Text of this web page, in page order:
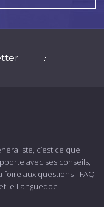
c’est ce que
avec ses conseils,
aux questions - FAQ
le Languedoc.